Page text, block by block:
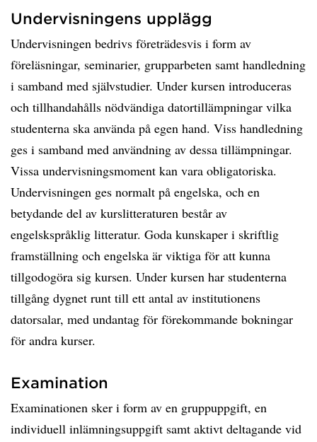
Undervisningens upplägg
Undervisningen bedrivs företrädesvis i form av
föreläsningar, seminarier, grupparbeten samt handledning
i samband med självstudier. Under kursen introduceras
och tillhandahålls nödvändiga datortillämpningar vilka
studenterna ska använda på egen hand. Viss handledning
ges i samband med användning av dessa tillämpningar.
Vissa undervisningsmoment kan vara obligatoriska.
Undervisningen ges normalt på engelska, och en
betydande del av kurslitteraturen består av
engelskspråklig litteratur. Goda kunskaper i skriftlig
framställning och engelska är viktiga för att kunna
tillgodogöra sig kursen. Under kursen har studenterna
tillgång dygnet runt till ett antal av institutionens
datorsalar, med undantag för förekommande bokningar
för andra kurser.
Examination
Examinationen sker i form av en gruppuppgift, en
individuell inlämningsuppgift samt aktivt deltagande vid